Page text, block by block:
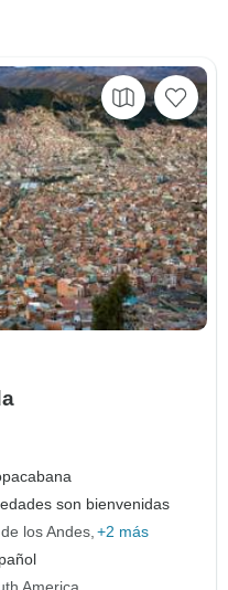
son bienvenidas
los Andes +2 más